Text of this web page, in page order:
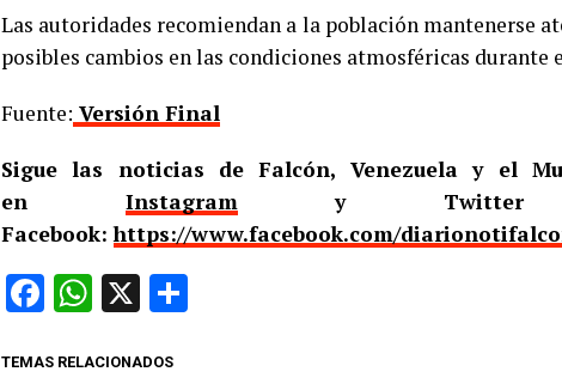
Las autoridades recomiendan a la población mantenerse
posibles cambios en las condiciones atmosféricas durante
Fuente: Versión Final
Sigue las noticias de Falcón, Venezuela y el
en Instagramy
Facebook:https://www.facebook.com/
Facebook
WhatsApp
X
TEMAS RELACIONADOS